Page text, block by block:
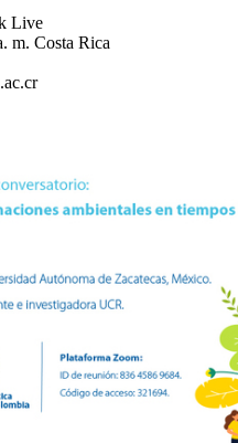
Live
m. Costa Rica
.ac.cr